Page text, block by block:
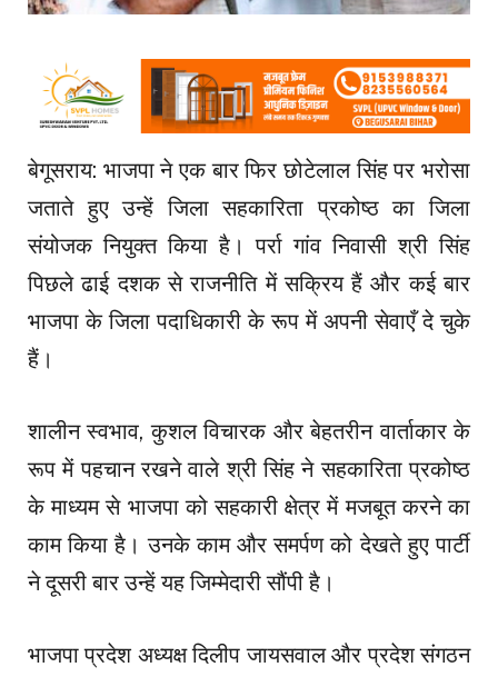
बेगूसराय: भाजपा ने एक बार फिर छोटेलाल सिंह पर भरोसा
जताते हुए उन्हें जिला सहकारिता प्रकोष्ठ का जिला
संयोजक नियुक्त किया है। पर्रा गांव निवासी श्री सिंह
पिछले ढाई दशक से राजनीति में सक्रिय हैं और कई बार
भाजपा के जिला पदाधिकारी के रूप में अपनी सेवाएँ दे चुके
हैं।
शालीन स्वभाव, कुशल विचारक और बेहतरीन वार्ताकार के
रूप में पहचान रखने वाले श्री सिंह ने सहकारिता प्रकोष्ठ
के माध्यम से भाजपा को सहकारी क्षेत्र में मजबूत करने का
काम किया है। उनके काम और समर्पण को देखते हुए पार्टी
ने दूसरी बार उन्हें यह जिम्मेदारी सौंपी है।
भाजपा प्रदेश अध्यक्ष दिलीप जायसवाल और प्रदेश संगठन